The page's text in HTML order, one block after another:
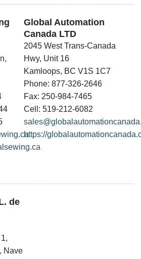
Global Automation
Canada LTD
2045 West Trans-Canada
Hwy, Unit 16
Kamloops, BC V1S 1C7
Phone: 877-326-2646
Fax: 250-984-7465
Cell: 519-212-6082
https://
de
Nave